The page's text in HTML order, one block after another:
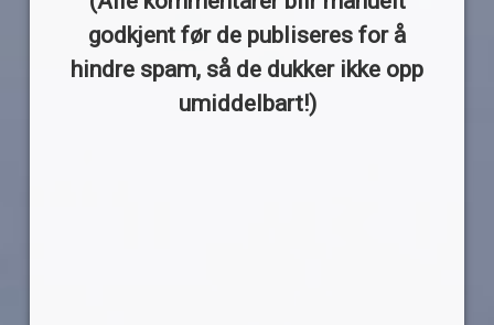
godkjent før de publiseres for å
hindre spam, så de dukker ikke opp
umiddelbart!)